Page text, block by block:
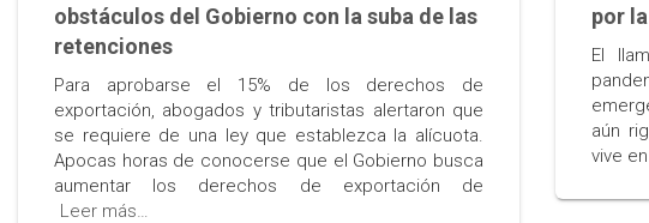
obstáculos del Gobierno con la suba de las
retenciones
Para aprobarse el 15% de los derechos de
exportación, abogados y tributaristas alertaron que
se requiere de una ley que establezca la alícuota.
Apocas horas de conocerse que el Gobierno busca
aumentar los derechos de exportación de
Leer más…
por
El
aún
vive